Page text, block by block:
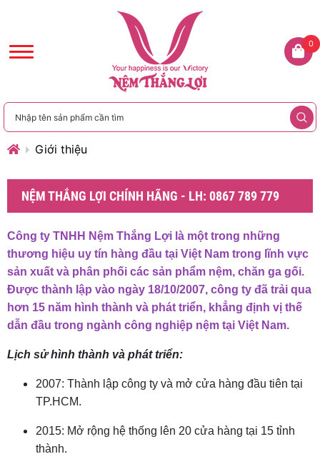
0
Giới thiệu
NỆM THẮNG LỢI CHÍNH HÃNG - LH: 0867 789 779
Công ty TNHH Nệm Thắng Lợi là một trong những
thương hiệu uy tín hàng đầu tại Việt Nam trong lĩnh vực
sản xuất và phân phối các sản phẩm nệm, chăn ga gối.
Được thành lập vào ngày 18/10/2007, công ty đã trải qua
hơn 15 năm hình thành và phát triển, khẳng định vị thế
dẫn đầu trong ngành công nghiệp nệm tại Việt Nam.
Lịch sử hình thành và phát triển:
2007: Thành lập công ty và mở cửa hàng đầu tiên tại
TP.HCM.
2015: Mở rộng hệ thống lên 20 cửa hàng tại 15 tỉnh
thành.